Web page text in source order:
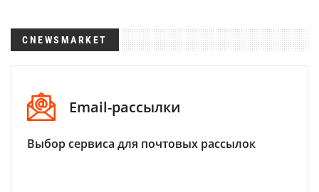
CNEWSMARKET
Email-рассылки
Выбор сервиса для почтовых рассылок